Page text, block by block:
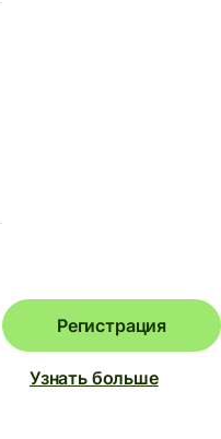
Регистрация
Узнать больше